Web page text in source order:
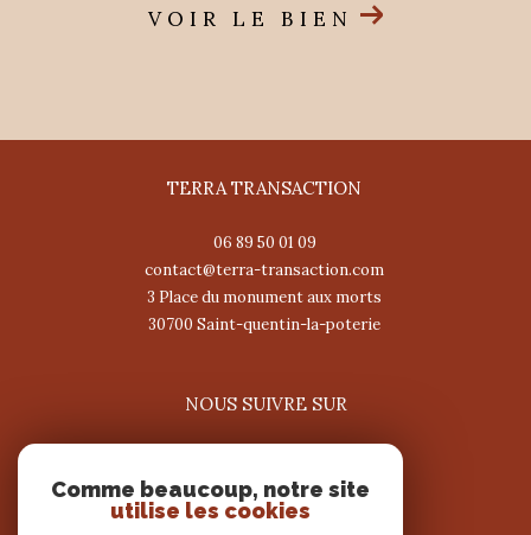
VOIR LE BIEN
TERRA TRANSACTION
06 89 50 01 09
contact@terra-transaction.com
3 Place du monument aux morts
30700
saint-quentin-la-poterie
NOUS SUIVRE SUR
Comme beaucoup, notre site
utilise les cookies